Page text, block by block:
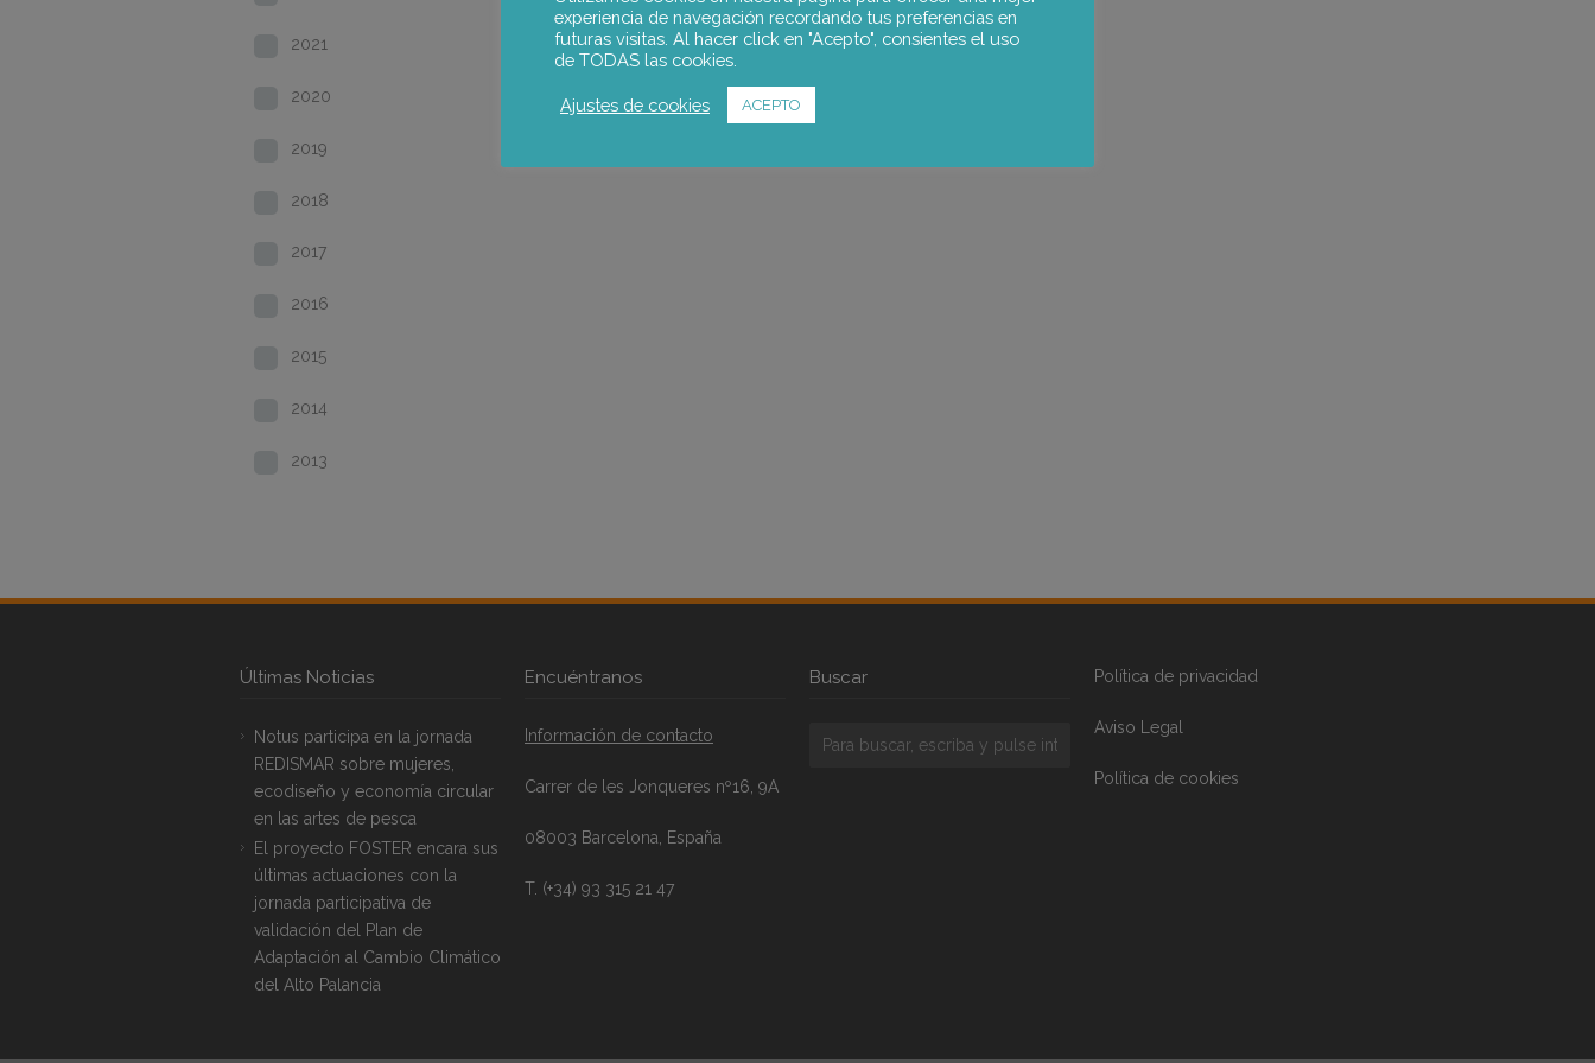
2021
2020
2019
2018
2017
2016
2015
2014
2013
Últimas Noticias
Notus participa en la jornada
REDISMAR sobre mujeres,
ecodiseño y economía circular
en las artes de pesca
El proyecto FOSTER encara sus
últimas actuaciones con la
jornada participativa de
validación del Plan de
Adaptación al Cambio Climático
del Alto Palancia
Encuéntranos
Información de contacto
Carrer de les Jonqueres nº16, 9A
08003 Barcelona, España
T. (+34) 93 315 21 47
Buscar Política de privacidad
Aviso Legal
Política de cookies
experiencia de navegación recordando tus preferencias en
futuras visitas. Al hacer click en "Acepto", consientes el uso
de TODAS las cookies.
Ajustes de cookies ACEPTO